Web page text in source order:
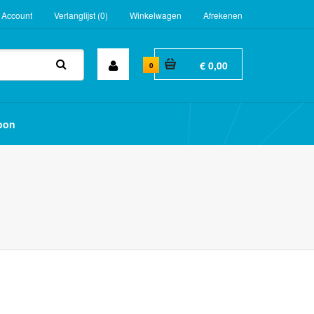
Verlanglijst (0) Winkelwagen Afrekenen
0 € 0,00